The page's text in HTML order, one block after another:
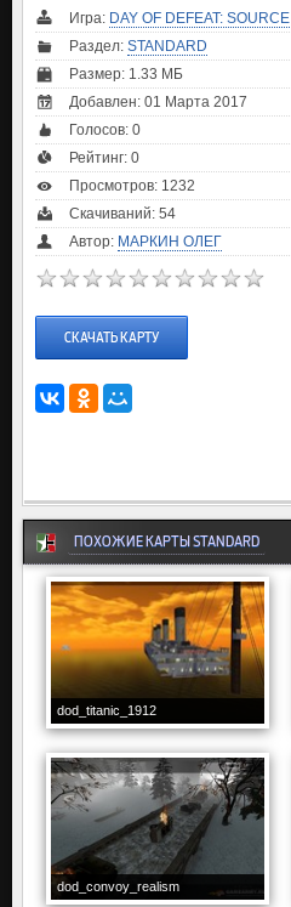
Игра: DAY OF DEFEAT: SOURCE
Раздел: STANDARD
Размер: 1.33 МБ
Добавлен: 01 Марта 2017
Голосов: 0
Рейтинг: 0
Просмотров: 1232
Скачиваний: 54
Автор: МАРКИН ОЛЕГ
СКАЧАТЬ КАРТУ
ПОХОЖИЕ КАРТЫ STANDARD
dod_titanic_1912
dod_convoy_realism